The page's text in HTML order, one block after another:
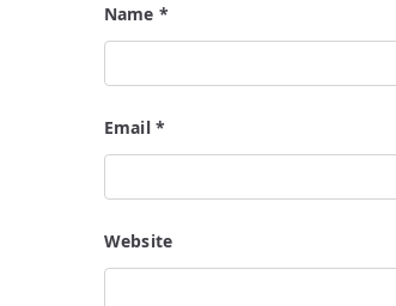
Name *
Email *
Website